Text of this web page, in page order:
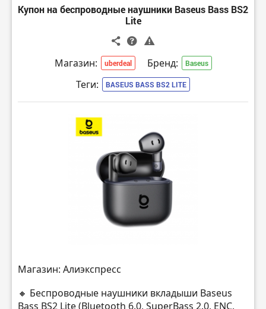
Купон на беспроводные наушники Baseus Bass BS2
Lite
Магазин: uberdeal Бренд: Baseus
Теги: BASEUS BASS BS2 LITE
Магазин: Алиэкспресс
🔸 Беспроводные наушники вкладыши Baseus
Bass BS2 Lite (Bluetooth 6.0, SuperBass 2.0, ENC,